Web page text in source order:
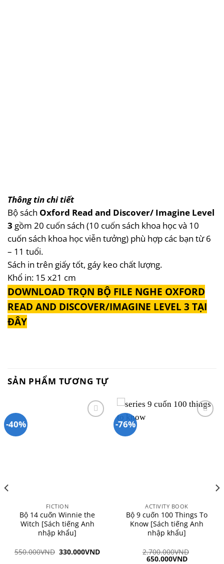
Thông tin chi tiết
Bộ sách Oxford Read and Discover/ Imagine Level
3 gồm 20 cuốn sách (10 cuốn sách khoa học và 10
cuốn sách khoa học viễn tưởng) phù hợp các bạn từ 6
– 11 tuổi.
Sách in trên giấy tốt, gáy keo chất lượng.
Khổ in: 15 x21 cm
DOWNLOAD TRỌN BỘ FILE NGHE OXFORD
READ AND DISCOVER/IMAGINE LEVEL 3 TẠI
ĐÂY
SẢN PHẨM TƯƠNG TỰ
-40%
FICTION
Bộ 14 cuốn Winnie the
Witch [Sách tiếng Anh
nhập khẩu]
550.000VND Giá
330.000VNDGiá
-76%
ACTIVITY BOOK
Bộ 9 cuốn 100 Things To
Know [Sách tiếng Anh
nhập khẩu]
2.700.000VND
Giá
650.000VNDGiá